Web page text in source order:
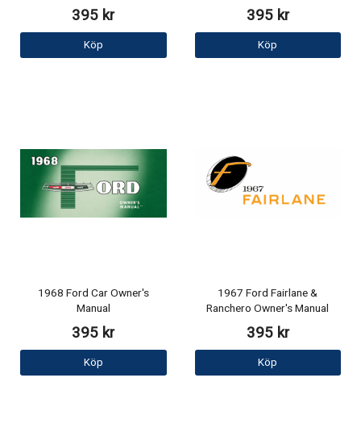
395 kr
Köp
395 kr
Köp
1968 Ford Car Owner's
Manual
395 kr
Köp
1967 Ford Fairlane &
Ranchero Owner's Manual
395 kr
Köp